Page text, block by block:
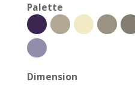
Palette
Dimension